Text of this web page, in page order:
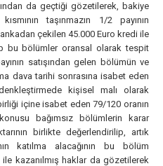
da geçtiği gözetilerek, bakiye
taşınmazın 1/2 payının
çekilen 45.000 Euro kredi ile
bu bölümler oransal olarak tespit
satışından gelen bölümün ve
dava tarihi sonrasına isabet eden
denkleştirmede kişisel malı olarak
içine isabet eden 79/120 oranın
bağımsız bölümlerin karar
birlikte değerlendirilip, artık
katılma alacağının bu bölüm
kazanılmış haklar da gözetilerek